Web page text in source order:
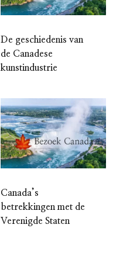
De geschiedenis van
de Canadese
kunstindustrie
Canada’s
betrekkingen met de
Verenigde Staten